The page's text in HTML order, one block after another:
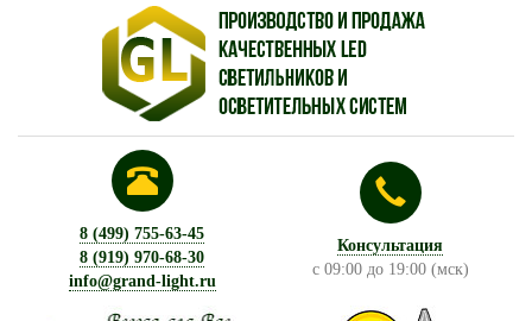
8 (499) 755-63-45
8 (919) 970-68-30
info@grand-light.ru
Консультация
с 09:00 до 19:00 (мск)